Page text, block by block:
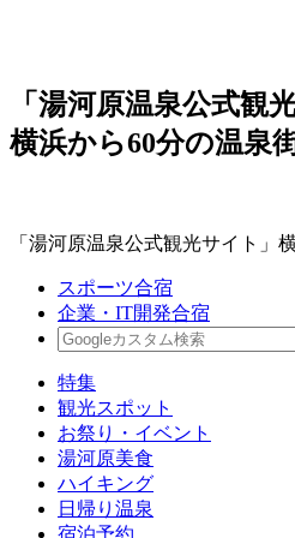
「湯河原温泉公式観
横浜から60分の温泉
「湯河原温泉公式観光サイト」
スポーツ合宿
企業・IT開発合宿
特集
観光スポット
お祭り・イベント
湯河原美食
ハイキング
日帰り温泉
宿泊予約